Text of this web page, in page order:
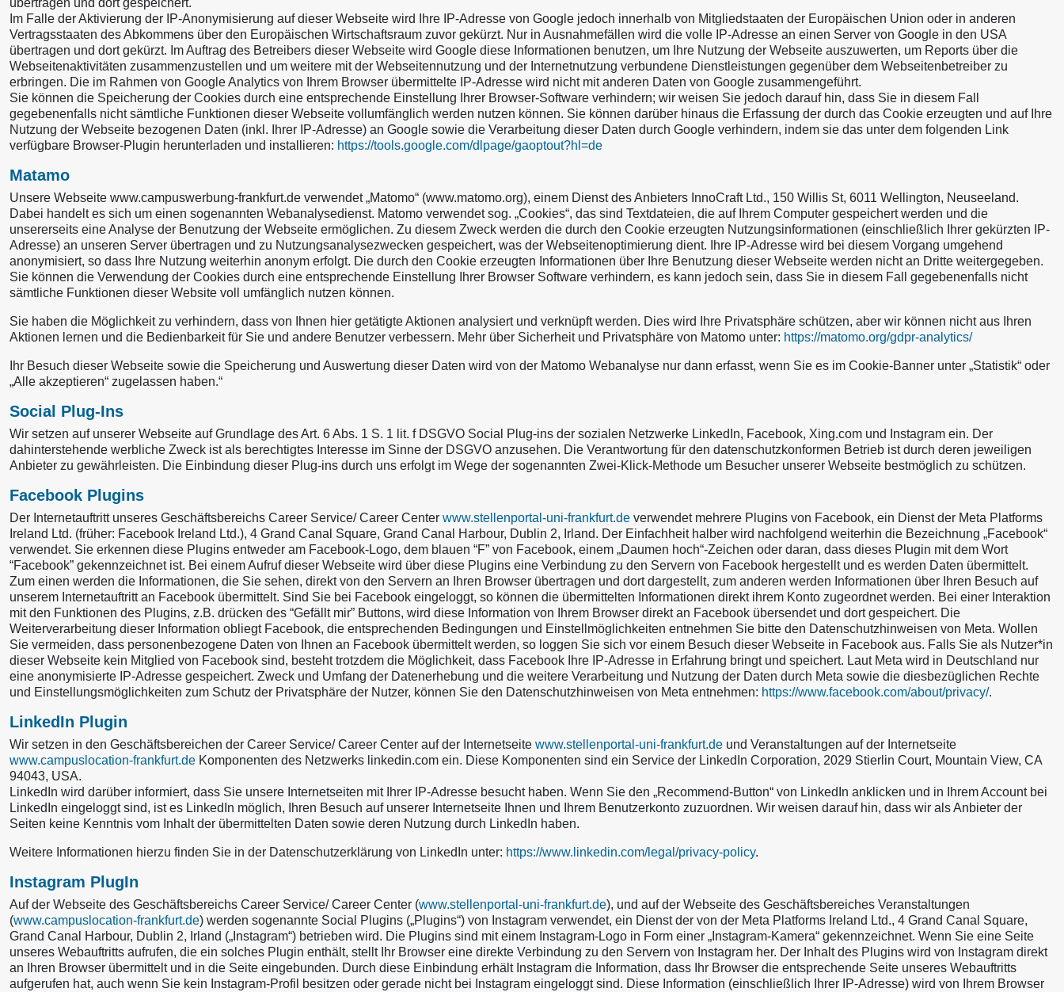
übertragen und dort gespeichert.
Im Falle der Aktivierung der IP-Anonymisierung auf dieser Webseite wird Ihre IP-Adresse von Google jedoch innerhalb von Mitgliedstaaten der Europäischen Union oder in anderen
Vertragsstaaten des Abkommens über den Europäischen Wirtschaftsraum zuvor gekürzt. Nur in Ausnahmefällen wird die volle IP-Adresse an einen Server von Google in den USA
übertragen und dort gekürzt. Im Auftrag des Betreibers dieser Webseite wird Google diese Informationen benutzen, um Ihre Nutzung der Webseite auszuwerten, um Reports über die
Webseitenaktivitäten zusammenzustellen und um weitere mit der Webseitennutzung und der Internetnutzung verbundene Dienstleistungen gegenüber dem Webseitenbetreiber zu
erbringen. Die im Rahmen von Google Analytics von Ihrem Browser übermittelte IP-Adresse wird nicht mit anderen Daten von Google zusammengeführt.
Sie können die Speicherung der Cookies durch eine entsprechende Einstellung Ihrer Browser-Software verhindern; wir weisen Sie jedoch darauf hin, dass Sie in diesem Fall
gegebenenfalls nicht sämtliche Funktionen dieser Webseite vollumfänglich werden nutzen können. Sie können darüber hinaus die Erfassung der durch das Cookie erzeugten und auf Ihre
Nutzung der Webseite bezogenen Daten (inkl. Ihrer IP-Adresse) an Google sowie die Verarbeitung dieser Daten durch Google verhindern, indem sie das unter dem folgenden Link
verfügbare Browser-Plugin herunterladen und installieren: https://tools.google.com/dlpage/gaoptout?hl=de
Matamo
Unsere Webseite www.campuswerbung-frankfurt.de verwendet „Matomo“ (www.matomo.org), einem Dienst des Anbieters InnoCraft Ltd., 150 Willis St, 6011 Wellington, Neuseeland.
Dabei handelt es sich um einen sogenannten Webanalysedienst. Matomo verwendet sog. „Cookies“, das sind Textdateien, die auf Ihrem Computer gespeichert werden und die
unsererseits eine Analyse der Benutzung der Webseite ermöglichen. Zu diesem Zweck werden die durch den Cookie erzeugten Nutzungsinformationen (einschließlich Ihrer gekürzten IP-
Adresse) an unseren Server übertragen und zu Nutzungsanalysezwecken gespeichert, was der Webseitenoptimierung dient. Ihre IP-Adresse wird bei diesem Vorgang umgehend
anonymisiert, so dass Ihre Nutzung weiterhin anonym erfolgt. Die durch den Cookie erzeugten Informationen über Ihre Benutzung dieser Webseite werden nicht an Dritte weitergegeben.
Sie können die Verwendung der Cookies durch eine entsprechende Einstellung Ihrer Browser Software verhindern, es kann jedoch sein, dass Sie in diesem Fall gegebenenfalls nicht
sämtliche Funktionen dieser Website voll umfänglich nutzen können.
Sie haben die Möglichkeit zu verhindern, dass von Ihnen hier getätigte Aktionen analysiert und verknüpft werden. Dies wird Ihre Privatsphäre schützen, aber wir können nicht aus Ihren
Aktionen lernen und die Bedienbarkeit für Sie und andere Benutzer verbessern. Mehr über Sicherheit und Privatsphäre von Matomo unter: https://matomo.org/gdpr-analytics/
Ihr Besuch dieser Webseite sowie die Speicherung und Auswertung dieser Daten wird von der Matomo Webanalyse nur dann erfasst, wenn Sie es im Cookie-Banner unter „Statistik“ oder
„Alle akzeptieren“ zugelassen haben.“
Social Plug-Ins
Wir setzen auf unserer Webseite auf Grundlage des Art. 6 Abs. 1 S. 1 lit. f DSGVO Social Plug-ins der sozialen Netzwerke LinkedIn, Facebook, Xing.com und Instagram ein. Der
dahinterstehende werbliche Zweck ist als berechtigtes Interesse im Sinne der DSGVO anzusehen. Die Verantwortung für den datenschutzkonformen Betrieb ist durch deren jeweiligen
Anbieter zu gewährleisten. Die Einbindung dieser Plug-ins durch uns erfolgt im Wege der sogenannten Zwei-Klick-Methode um Besucher unserer Webseite bestmöglich zu schützen.
Facebook Plugins
Der Internetauftritt unseres Geschäftsbereichs Career Service/ Career Center www.stellenportal-uni-frankfurt.de verwendet mehrere Plugins von Facebook, ein Dienst der Meta Platforms
Ireland Ltd. (früher: Facebook Ireland Ltd.), 4 Grand Canal Square, Grand Canal Harbour, Dublin 2, Irland. Der Einfachheit halber wird nachfolgend weiterhin die Bezeichnung „Facebook“
verwendet. Sie erkennen diese Plugins entweder am Facebook-Logo, dem blauen “F” von Facebook, einem „Daumen hoch“-Zeichen oder daran, dass dieses Plugin mit dem Wort
“Facebook” gekennzeichnet ist. Bei einem Aufruf dieser Webseite wird über diese Plugins eine Verbindung zu den Servern von Facebook hergestellt und es werden Daten übermittelt.
Zum einen werden die Informationen, die Sie sehen, direkt von den Servern an Ihren Browser übertragen und dort dargestellt, zum anderen werden Informationen über Ihren Besuch auf
unserem Internetauftritt an Facebook übermittelt. Sind Sie bei Facebook eingeloggt, so können die übermittelten Informationen direkt ihrem Konto zugeordnet werden. Bei einer Interaktion
mit den Funktionen des Plugins, z.B. drücken des “Gefällt mir” Buttons, wird diese Information von Ihrem Browser direkt an Facebook übersendet und dort gespeichert. Die
Weiterverarbeitung dieser Information obliegt Facebook, die entsprechenden Bedingungen und Einstellmöglichkeiten entnehmen Sie bitte den Datenschutzhinweisen von Meta. Wollen
Sie vermeiden, dass personenbezogene Daten von Ihnen an Facebook übermittelt werden, so loggen Sie sich vor einem Besuch dieser Webseite in Facebook aus. Falls Sie als Nutzer*in
dieser Webseite kein Mitglied von Facebook sind, besteht trotzdem die Möglichkeit, dass Facebook Ihre IP-Adresse in Erfahrung bringt und speichert. Laut Meta wird in Deutschland nur
eine anonymisierte IP-Adresse gespeichert. Zweck und Umfang der Datenerhebung und die weitere Verarbeitung und Nutzung der Daten durch Meta sowie die diesbezüglichen Rechte
und Einstellungsmöglichkeiten zum Schutz der Privatsphäre der Nutzer, können Sie den Datenschutzhinweisen von Meta entnehmen: https://www.facebook.com/about/privacy/.
LinkedIn Plugin
Wir setzen in den Geschäftsbereichen der Career Service/ Career Center auf der Internetseite www.stellenportal-uni-frankfurt.de und Veranstaltungen auf der Internetseite
www.campuslocation-frankfurt.de Komponenten des Netzwerks linkedin.com ein. Diese Komponenten sind ein Service der LinkedIn Corporation, 2029 Stierlin Court, Mountain View, CA
94043, USA.
LinkedIn wird darüber informiert, dass Sie unsere Internetseiten mit Ihrer IP-Adresse besucht haben. Wenn Sie den „Recommend-Button“ von LinkedIn anklicken und in Ihrem Account bei
LinkedIn eingeloggt sind, ist es LinkedIn möglich, Ihren Besuch auf unserer Internetseite Ihnen und Ihrem Benutzerkonto zuzuordnen. Wir weisen darauf hin, dass wir als Anbieter der
Seiten keine Kenntnis vom Inhalt der übermittelten Daten sowie deren Nutzung durch LinkedIn haben.
Weitere Informationen hierzu finden Sie in der Datenschutzerklärung von LinkedIn unter: https://www.linkedin.com/legal/privacy-policy.
Instagram PlugIn
Auf der Webseite des Geschäftsbereichs Career Service/ Career Center (www.stellenportal-uni-frankfurt.de), und auf der Webseite des Geschäftsbereiches Veranstaltungen
(www.campuslocation-frankfurt.de) werden sogenannte Social Plugins („Plugins“) von Instagram verwendet, ein Dienst der von der Meta Platforms Ireland Ltd., 4 Grand Canal Square,
Grand Canal Harbour, Dublin 2, Irland („Instagram“) betrieben wird. Die Plugins sind mit einem Instagram-Logo in Form einer „Instagram-Kamera“ gekennzeichnet. Wenn Sie eine Seite
unseres Webauftritts aufrufen, die ein solches Plugin enthält, stellt Ihr Browser eine direkte Verbindung zu den Servern von Instagram her. Der Inhalt des Plugins wird von Instagram direkt
an Ihren Browser übermittelt und in die Seite eingebunden. Durch diese Einbindung erhält Instagram die Information, dass Ihr Browser die entsprechende Seite unseres Webauftritts
aufgerufen hat, auch wenn Sie kein Instagram-Profil besitzen oder gerade nicht bei Instagram eingeloggt sind. Diese Information (einschließlich Ihrer IP-Adresse) wird von Ihrem Browser